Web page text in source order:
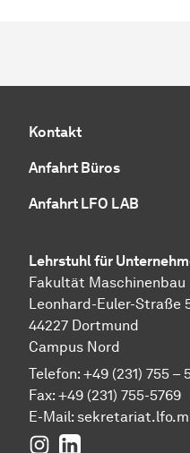
Kontakt
Anfahrt Büros
Anfahrt LFO LAB
Lehrstuhl für
Fakultät Maschinenbau
Leonhard-Euler-Straße
44227 Dortmund
Campus Nord
Telefon: +49 (231) 755 –
Fax: +49 (231) 755-5769
E-Mail:
Instagram
LinkedIn